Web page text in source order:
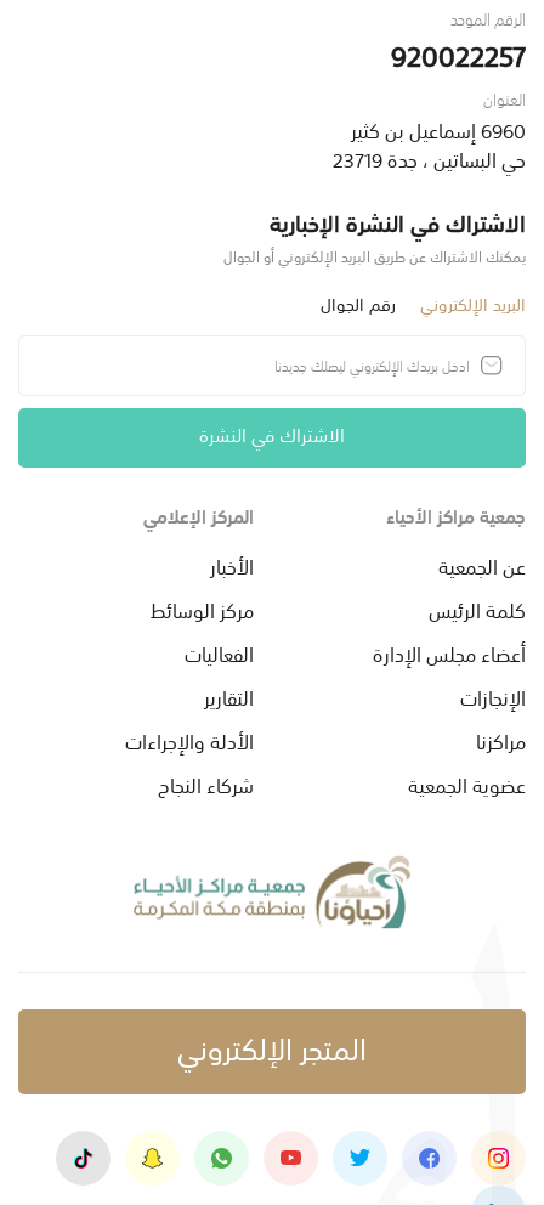
الرقم الموحد
920022257
العنوان
6960 إسماعيل بن كثير
حي البساتين ، جدة 23719
الاشتراك في النشرة الإخبارية
يمكنك الاشتراك عن طريق البريد الإلكتروني أو الجوال
البريد الإلكتروني رقم الجوال
الاشتراك في النشرة
جمعية مراكز الأحياء
عن الجمعية
كلمة الرئيس
أعضاء مجلس الإدارة
الإنجازات
مراكزنا
عضوية الجمعية
المركز الإعلامي
الأخبار
مركز الوسائط
الفعاليات
التقارير
الأدلة والإجراءات
شركاء النجاح
المتجر الإلكتروني